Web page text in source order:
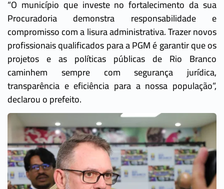
“O município que investe no fortalecimento da sua
Procuradoria demonstra responsabilidade e
compromisso com a lisura administrativa. Trazer novos
profissionais qualificados para a PGM é garantir que os
projetos e as políticas públicas de Rio Branco
caminhem sempre com segurança jurídica,
transparência e eficiência para a nossa população”,
declarou o prefeito.